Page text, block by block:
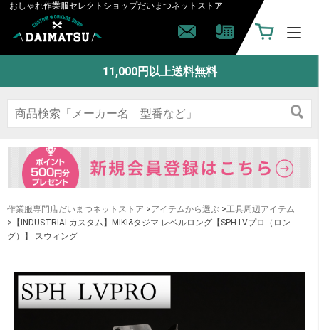
おしゃれ作業服セレクトショップだいまつネットストア
11,000円以上送料無料
作業服専門店だいまつネットストア >アイテムから選ぶ >工具周辺アイテム
>【INDUSTRIALカスタム】MIKI&タジマ レベルロング【SPH LVプロ（ロン
グ）】 スウィング